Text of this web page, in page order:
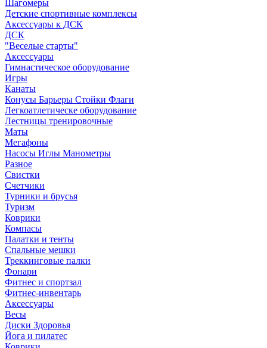
Шагомеры
Детские спортивные комплексы
Аксессуары к ДСК
ДСК
"Веселые старты"
Аксессуары
Гимнастическое оборудование
Игры
Канаты
Конусы Барьеры Стойки Флаги
Легкоатлетическе оборудование
Лестницы тренировочные
Маты
Мегафоны
Насосы Иглы Манометры
Разное
Свистки
Счетчики
Турники и брусья
Туризм
Коврики
Компасы
Палатки и тенты
Спальные мешки
Треккинговые палки
Фонари
Фитнес и спортзал
Фитнес-инвентарь
Аксессуары
Весы
Диски Здоровья
Йога и пилатес